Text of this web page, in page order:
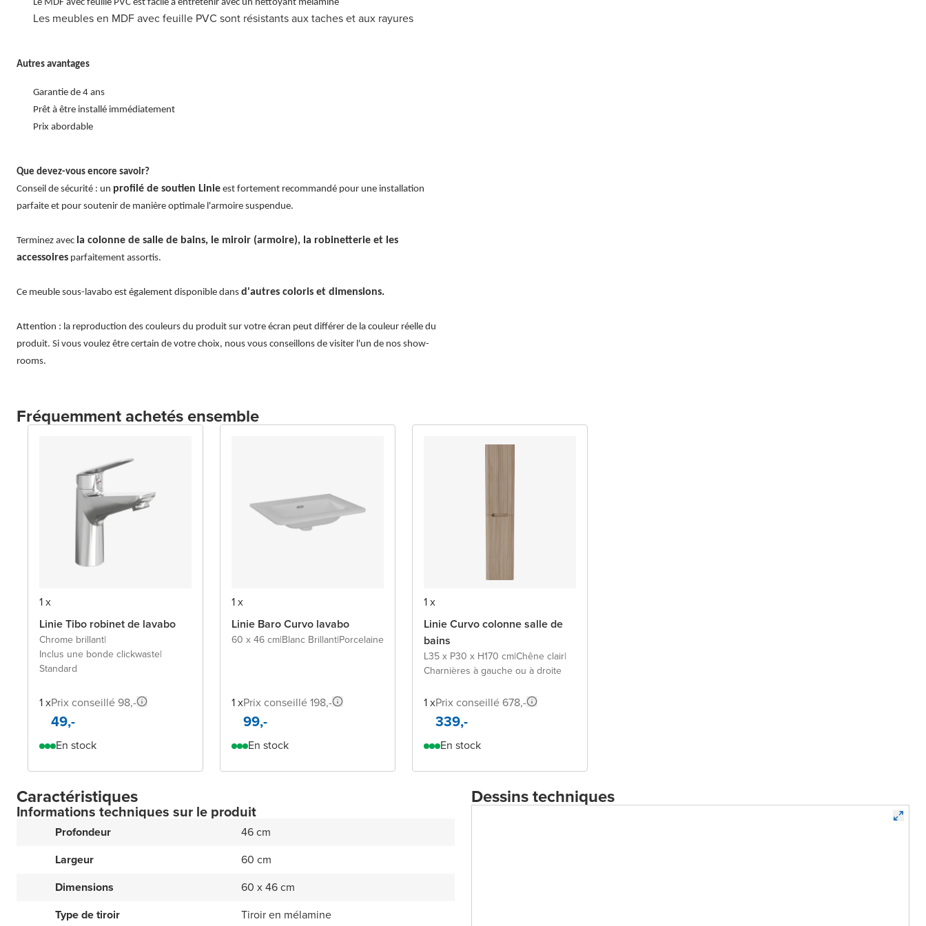
Le MDF avec feuille PVC est facile à entretenir avec un nettoyant mélamine
Les meubles en MDF avec feuille PVC sont résistants aux taches et aux rayures
Autres avantages
Garantie de 4 ans
Prêt à être installé immédiatement
Prix abordable
Que devez-vous encore savoir?
Conseil de sécurité : un profilé de soutien Linie est fortement recommandé pour une installation
parfaite et pour soutenir de manière optimale l'armoire suspendue.
Terminez avec la colonne de salle de bains, le miroir (armoire), la robinetterie et les
accessoires parfaitement assortis.
Ce meuble sous-lavabo est également disponible dans d'autres coloris et dimensions.
Attention : la reproduction des couleurs du produit sur votre écran peut différer de la couleur réelle du
produit. Si vous voulez être certain de votre choix, nous vous conseillons de visiter l'un de nos show-
rooms.
Fréquemment achetés ensemble
1 x
Linie Tibo robinet de lavabo
Chrome brillant|
Inclus une bonde clickwaste|
Standard
1 xPrix conseillé 98,-
49,-
En stock
1 x
Linie Baro Curvo lavabo
60 x 46 cm|Blanc Brillant|Porcelaine
1 xPrix conseillé 198,-
99,-
En stock
1 x
Linie Curvo colonne salle de
bains
L35 x P30 x H170 cm|Chêne clair|
Charnières à gauche ou à droite
1 xPrix conseillé 678,-
339,-
En stock
Caractéristiques
Informations techniques sur le produit
Profondeur
46 cm
Largeur
60 cm
Dimensions
60 x 46 cm
Type de tiroir
Tiroir en mélamine
Dessins techniques